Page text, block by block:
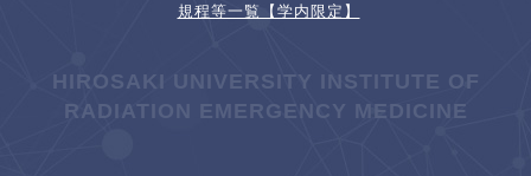
規程等一覧【学内限定】
HIROSAKI UNIVERSITY INSTITUTE OF
RADIATION EMERGENCY MEDICINE